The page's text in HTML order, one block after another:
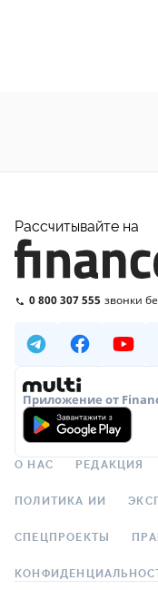
Рассчитывайте на
0 800 307 555 звонки
Приложение от
О НАС РЕДАКЦИЯ
ПОЛИТИКА ИИ
СПЕЦПРОЕКТЫ